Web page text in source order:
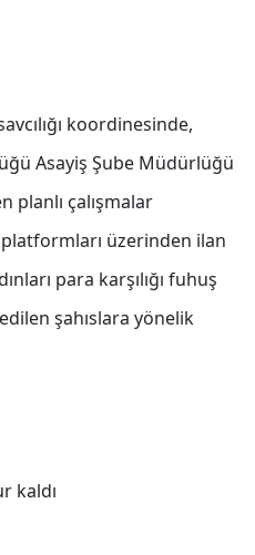
koordinesinde,
Asayiş Şube Müdürlüğü
planlı çalışmalar
üzerinden ilan
para karşılığı fuhuş
şahıslara yönelik
kaldı